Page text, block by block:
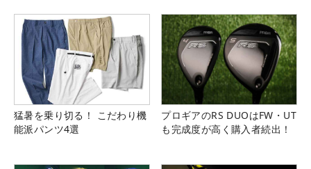
猛暑を乗り切る！ こだわり機
能派パンツ4選
プロギアのRS DUOはFW・UT
も完成度が高く購入者続出！